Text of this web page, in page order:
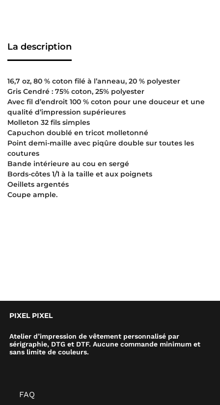
La description
16,7 oz, 80 % coton filé à l’anneau, 20 % polyester
Gris Cendré : 75% coton, 25% polyester
Avec fil d’endroit 100 % coton pour une douceur et une
qualité d’impression supérieures
Molleton 32 fils simples
Capuchon doublé en tricot molletonné
Point demi-maille avec piqûre double sur toutes les
coutures
Bande intérieure au cou en sergé
Bords-côtes 1/1 à la taille et aux poignets
Oeillets argentés
Coupe ample.
PIXEL PIXEL
Atelier d’impression de vêtement personnalisé par
sérigraphie, DTG et DTF. Aucune commande minimum et
sans limite de couleurs.
FAQ